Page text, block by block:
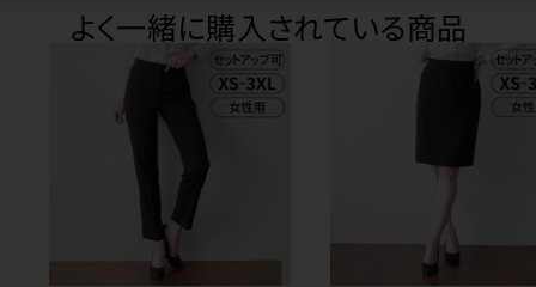
よく一緒に購入されている商品